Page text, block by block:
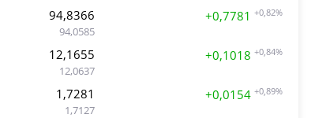
94,8366
94,0585
+0,7781 +0,82%
12,1655
12,0637
+0,1018 +0,84%
1,7281
1,7127
+0,0154 +0,89%